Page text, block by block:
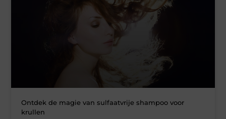
Ontdek de magie van sulfaatvrije shampoo voor
krullen